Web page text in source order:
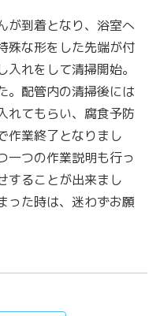
が到着となり、浴室へ
殊な形をした先端が付
れをして清掃開始。
。配管内の清掃後には
れてもらい、腐食予防
作業終了となりまし
一つの作業説明も行っ
することが出来まし
った時は、迷わずお願